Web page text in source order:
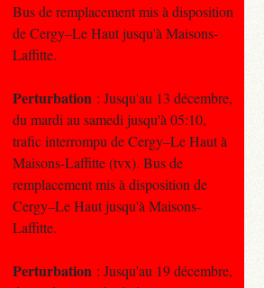
Bus de remplacement mis à disposition
de Cergy–Le Haut jusqu'à Maisons-
Laffitte.
Perturbation : Jusqu'au 13 décembre,
du mardi au samedi jusqu'à 05:10,
trafic interrompu de Cergy–Le Haut à
Maisons-Laffitte (tvx). Bus de
remplacement mis à disposition de
Cergy–Le Haut jusqu'à Maisons-
Laffitte.
Perturbation : Jusqu'au 19 décembre,